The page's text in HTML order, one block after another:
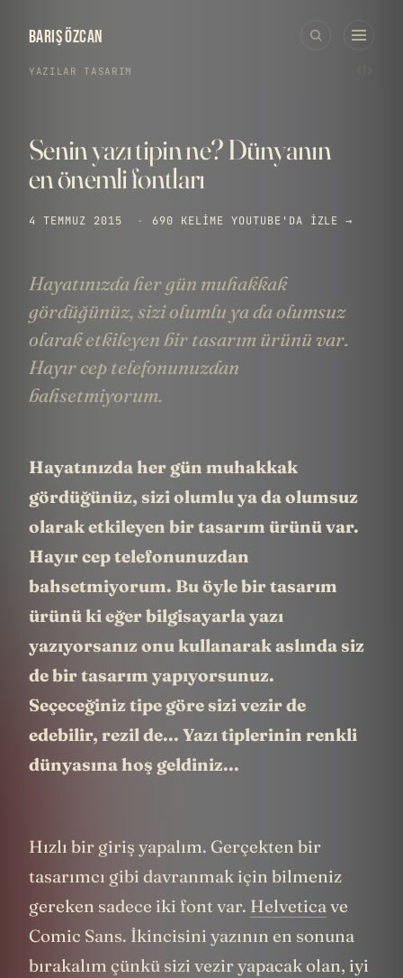
BARIŞ ÖZCAN
YAZILAR TASARIM ›
Senin yazı tipin ne? Dünyanın
en önemli fontları
4 TEMMUZ 2015 · 690 KELIME YOUTUBE'DA IZLE →
Hayatınızda her gün muhakkak
gördüğünüz, sizi olumlu ya da olumsuz
olarak etkileyen bir tasarım ürünü var.
Hayır cep telefonunuzdan
bahsetmiyorum.
Hayatınızda her gün muhakkak
gördüğünüz, sizi olumlu ya da olumsuz
olarak etkileyen bir tasarım ürünü var.
Hayır cep telefonunuzdan
bahsetmiyorum. Bu öyle bir tasarım
ürünü ki eğer bilgisayarla yazı
yazıyorsanız onu kullanarak aslında siz
de bir tasarım yapıyorsunuz.
Seçeceğiniz tipe göre sizi vezir de
edebilir, rezil de... Yazı tiplerinin renkli
dünyasına hoş geldiniz...
Hızlı bir giriş yapalım. Gerçekten bir
tasarımcı gibi davranmak için bilmeniz
gereken sadece iki font var. Helveticave
Comic Sans. İkincisini yazının en sonuna
bırakalım çünkü sizi vezir yapacak olan, iyi